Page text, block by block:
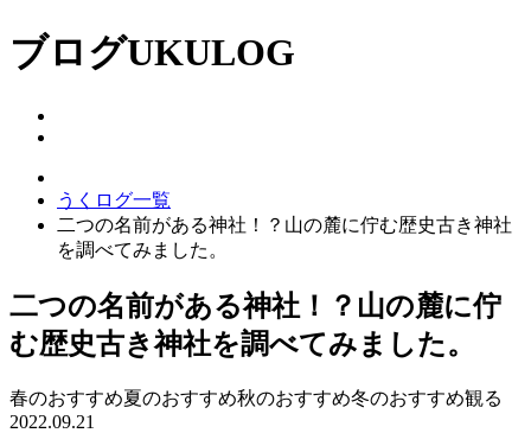
ブログUKULOG
うくログ一覧
二つの名前がある神社！？山の麓に佇む歴史古き神社
を調べてみました。
二つの名前がある神社！？山の麓に佇
む歴史古き神社を調べてみました。
春のおすすめ夏のおすすめ秋のおすすめ冬のおすすめ観る
2022.09.21